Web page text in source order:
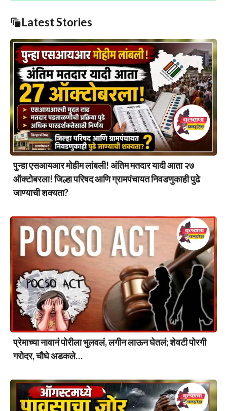
Latest Stories
पुन्हा एसआयआर मोहीम लांबली! अंतिम मतदार यादी आता २७
ऑक्टोबरला! जिल्हा परिषद आणि ग्रामपंचायत निवडणुकाही पुढे
जाण्याची शक्यता?
प्रेमाच्या नावानं पोरीला भुलवलं, लगीन लाऊन घेतलं; शेवटी पोरगी
गरोदर, चौघे अडकले…